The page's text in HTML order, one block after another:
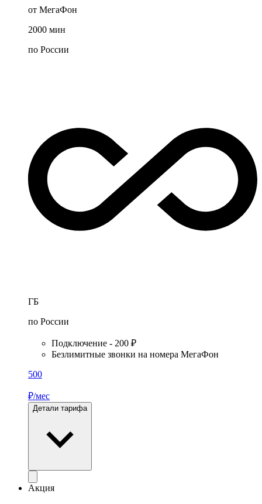
от МегаФон
2000 мин
по России
ГБ
по России
Подключение - 200 ₽
Безлимитные звонки на номера МегаФон
500
₽/мес
Детали тарифа
Акция